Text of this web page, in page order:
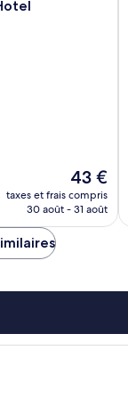
Le
nouveau
prix
43 €
taxes et frais compris
30 août - 31 août